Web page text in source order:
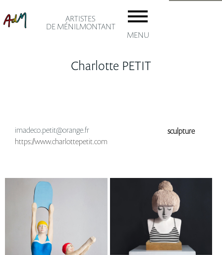
ARTISTES
DE MÉNILMONTANT
MENU
Modèles
vivants
Charlotte PETIT
imadeco.petit@orange.fr
https://www.charlottepetit.com
sculpture